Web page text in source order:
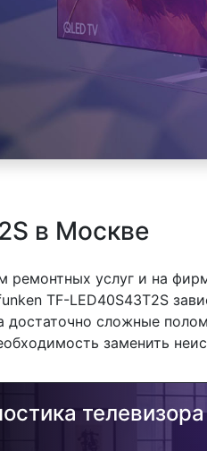
в Москве
ремонтных услуг и на
TF-LED40S43T2S
достаточно сложные
заменить
телевизора